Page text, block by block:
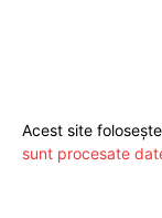
Acest site
sunt procesate